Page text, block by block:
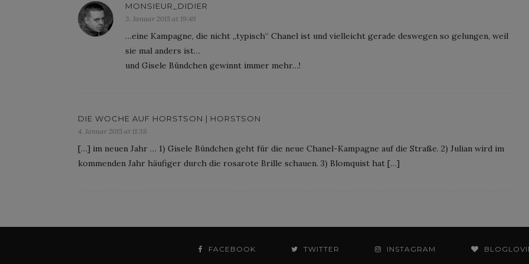
MONSIEUR_DIDIER
3. Januar 2015 at 19:49
…eine Kampagne, die nicht „typisch“ Chanel ist und vielleicht gerade deswegen so gelungen, weil
sie mal anders ist…
und Gisele Bündchen gewinnt immer mehr…!
DIE WOCHE AUF HORSTSON | HORSTSON
4. Januar 2015 at 11:38
[…] im neuen Jahr … 1) Gisele Bündchen geht für die neue Chanel-Kampagne auf die Straße. 2) Julian wird im
kommenden Jahr häufiger durch die rosarote Brille schauen. 3) Blomquist hat […]
FACEBOOK TWITTER INSTAGRAM